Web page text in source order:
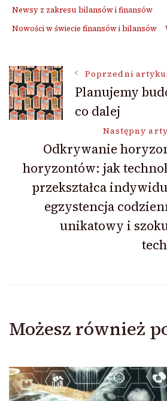
Newsy z zakresu bilansów i finansów
Nowości w świecie finansów i bilansów
Nawigacja
wpisu
Poprzedni
Planujemy
co dalej
Następny
Odkrywanie
horyzontów: jak
przekształca
egzystencja
unikatowy i
Możesz również